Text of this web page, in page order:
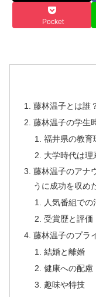
Pocket
藤林温子とは誰
藤林温子の学生
福井県の教育
大学時代は理
藤林温子のアナ
うに成功を収め
人気番組での
受賞歴と評価
藤林温子のプラ
結婚と離婚
健康への配慮
趣味や特技